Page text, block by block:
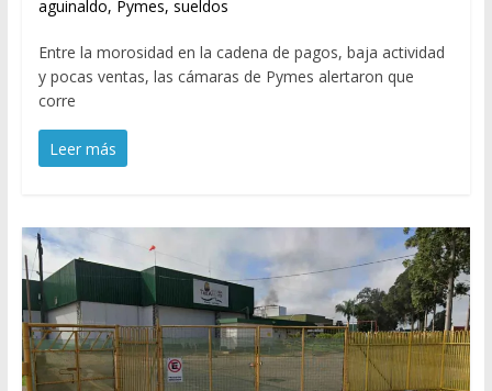
aguinaldo, Pymes, sueldos
Entre la morosidad en la cadena de pagos, baja actividad
y pocas ventas, las cámaras de Pymes alertaron que
corre
Leer más